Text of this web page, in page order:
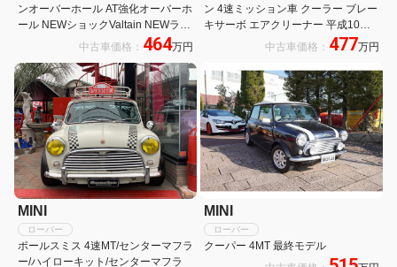
ンオーバーホール AT強化オーバーホ
ール NEWショックValtain NEWラバ
コン NEW冷却系統 NEWカーペット
中古車価格： 464万円
ン 4速ミッション車 クーラー ブレー
キサーボ エアクリーナー 平成10年
中古車価格： 477万円
MINI
ローバー
ポールスミス 4速MT/センターマフラ
ー/ハイローキット/センターマフラ
MINI
ローバー
クーパー 4MT 最終モデル